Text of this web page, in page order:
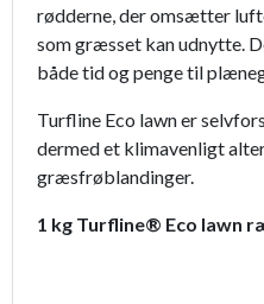
rødderne, der omsætter
som græsset kan udnytte.
både tid og penge til
Turfline Eco lawn er
dermed et klimavenligt
græsfrøblandinger.
1 kg Turfline® Eco lawn